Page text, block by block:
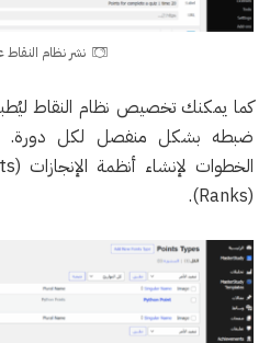
نشر نظام
كما يمكنك تخصيص نظام النقاط
ضبطه بشكل منفصل لكل دورة.
(Ranks).